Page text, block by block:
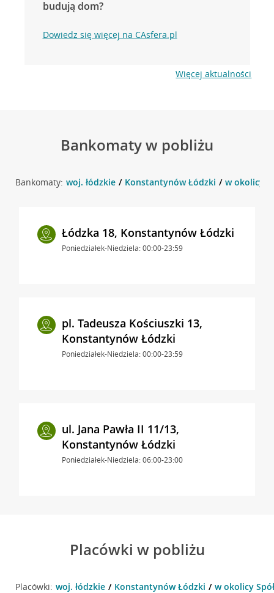
budują dom?
Dowiedz się więcej na CAsfera.pl
Więcej aktualności
Bankomaty w pobliżu
Bankomaty: woj. łódzkie Konstantynów Łódzki w okolicy
Łódzka 18, Konstantynów Łódzki
Poniedziałek-Niedziela: 00:00-23:59
pl. Tadeusza Kościuszki 13,
Konstantynów Łódzki
Poniedziałek-Niedziela: 00:00-23:59
ul. Jana Pawła II 11/13,
Konstantynów Łódzki
Poniedziałek-Niedziela: 06:00-23:00
Placówki w pobliżu
Placówki: woj. łódzkie Konstantynów Łódzki w okolicy